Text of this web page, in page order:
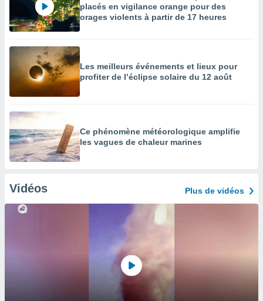
placés en vigilance orange pour des
orages violents à partir de 17 heures
Les meilleurs événements et lieux pour
profiter de l’éclipse solaire du 12 août
Ce phénomène météorologique amplifie
les vagues de chaleur marines
Vidéos Plus de vidéos